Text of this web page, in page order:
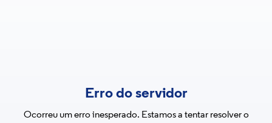
Erro do servidor
Ocorreu um erro inesperado. Estamos a tentar resolver o